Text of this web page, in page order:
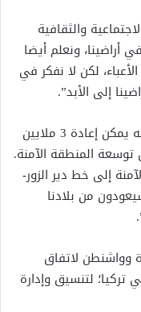
والثقافية
3 ملايين و650 سوريا في أراضينا، ونعلم أيضا
لكن لا نفكر في
إلى الأبد”.
ويوم 24 أيلول المنصرم قال “أردوغان” إنه يمكن إعادة 3 ملايين
المنطقة الآمنة.
إلى خط دير الزور-
من بلادنا
وواشنطن لاتفاق
لتنسيق وإدارة